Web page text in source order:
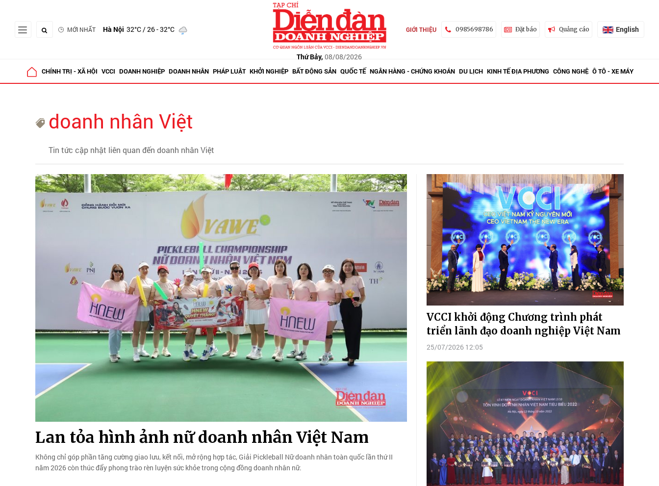
MỚI NHẤT Hà Nội 32°C/ 26 - 32°C
Thứ Bảy, 08/08/2026
GIỚI THIỆU 0985698786 Đặt báo Quảng cáo English
CHÍNH TRỊ - XÃ HỘI VCCI DOANH NGHIỆP DOANH NHÂN PHÁP LUẬT KHỞI NGHIỆP BẤT ĐỘNG SẢN QUỐC TẾ NGÂN HÀNG - CHỨNG KHOÁN DU LỊCH KINH TẾ ĐỊA PHƯƠNG CÔNG NGHỆ Ô TÔ - XE MÁY
doanh nhân Việt
Tin tức cập nhật liên quan đến doanh nhân Việt
Lan tỏa hình ảnh nữ doanh nhân Việt Nam
Không chỉ góp phần tăng cường giao lưu, kết nối, mở rộng hợp tác, Giải Pickleball Nữ doanh nhân toàn quốc lần thứ II
năm 2026 còn thúc đẩy phong trào rèn luyện sức khỏe trong cộng đồng doanh nhân nữ.
VCCI khởi động Chương trình phát
triển lãnh đạo doanh nghiệp Việt Nam
25/07/2026 12:05